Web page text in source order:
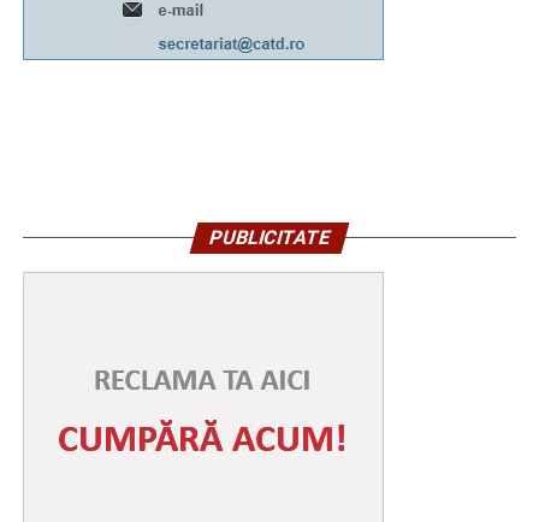
PUBLICITATE